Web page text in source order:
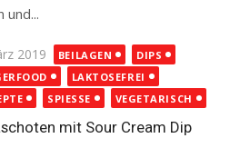
und...
2019 BEILAGEN
DIPS
LAKTOSEFREI
SPIESSE VEGETARISCH
mit Sour Cream Dip